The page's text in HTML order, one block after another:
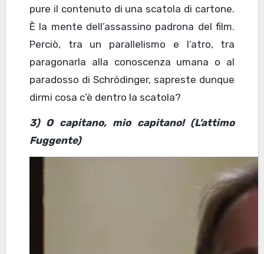
pure il contenuto di una scatola di cartone.
È la mente dell’assassino padrona del film.
Perciò, tra un parallelismo e l’atro, tra
paragonarla alla conoscenza umana o al
paradosso di Schrödinger, sapreste dunque
dirmi cosa c’è dentro la scatola?
3) O capitano, mio capitano! (L’attimo
Fuggente)